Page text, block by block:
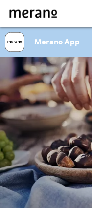
Merano App